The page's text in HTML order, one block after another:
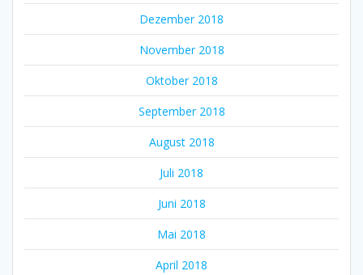
Dezember 2018
November 2018
Oktober 2018
September 2018
August 2018
Juli 2018
Juni 2018
Mai 2018
April 2018